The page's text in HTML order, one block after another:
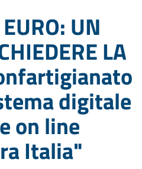
UN
LA
digitale
on line
Italia"